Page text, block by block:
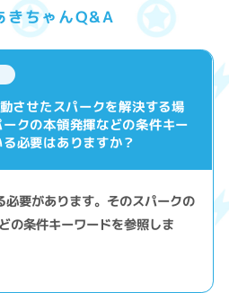
きちゃんQ&A
させたスパークを解決する場
クの本領発揮などの条件キー
必要はありますか？
必要があります。そのスパークの
の条件キーワードを参照しま